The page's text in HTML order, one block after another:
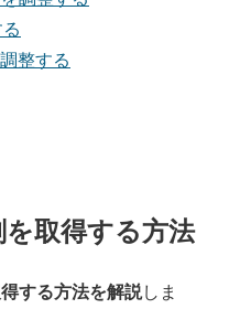
整する
取得する方法
する方法を解説しま